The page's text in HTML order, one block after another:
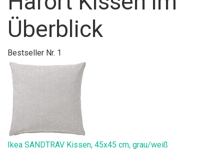
Überblick
Bestseller Nr. 1
Ikea SANDTRAV Kissen, 45x45 cm, grau/weiß